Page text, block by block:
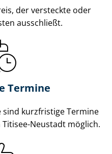
der versteckte oder
ausschließt.
Termine
kurzfristige Termine
Neustadt möglich.